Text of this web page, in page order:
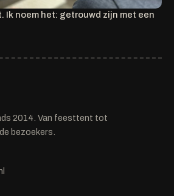
Ik noem het: getrouwd zijn met een
2014. Van feesttent tot
bezoekers.